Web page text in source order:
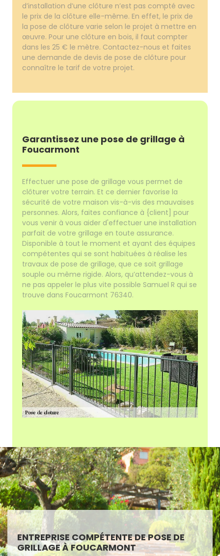
d’installation d’une clôture n’est pas compté avec
le prix de la clôture elle-même. En effet, le prix de
la pose de clôture varie selon le projet à mettre en
œuvre. Pour une clôture en bois, il faut compter
dans les 25 € le mètre. Contactez-nous et faites
une demande de devis de pose de clôture pour
connaître le tarif de votre projet.
Garantissez une pose de grillage à
Foucarmont
Effectuer une pose de grillage vous permet de
clôturer votre terrain. Et ce dernier favorise la
sécurité de votre maison vis-à-vis des mauvaises
personnes. Alors, faites confiance à {client] pour
vous venir à vous aider d'effectuer une installation
parfait de votre grillage en toute assurance.
Disponible à tout le moment et ayant des équipes
compétentes qui se sont habituées à réalise les
travaux de pose de grillage, que ce soit grillage
souple ou même rigide. Alors, qu’attendez-vous à
ne pas appeler le plus vite possible Samuel R qui se
trouve dans Foucarmont 76340.
ENTREPRISE COMPÉTENTE DE POSE DE
GRILLAGE À FOUCARMONT